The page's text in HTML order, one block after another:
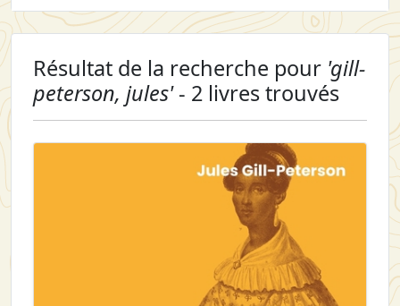
Résultat de la recherche pour 'gill-
peterson, jules'- 2 livres trouvés